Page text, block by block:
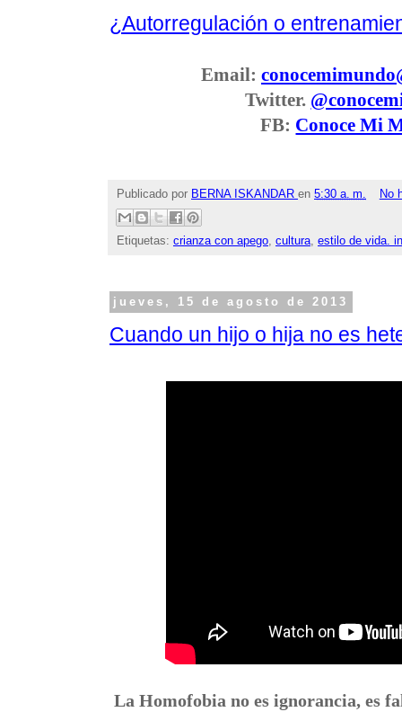
¿Autorregulación o
Email:
Twitter.
FB: Conoce Mi
Publicado por BERNA ISKANDAR en 5:30 a. m. No
Etiquetas: crianza con apego cultura estilo de vida.
jueves, 15 de agosto de 2013
Cuando un hijo o hija no es
La Homofobia no es ignorancia, es